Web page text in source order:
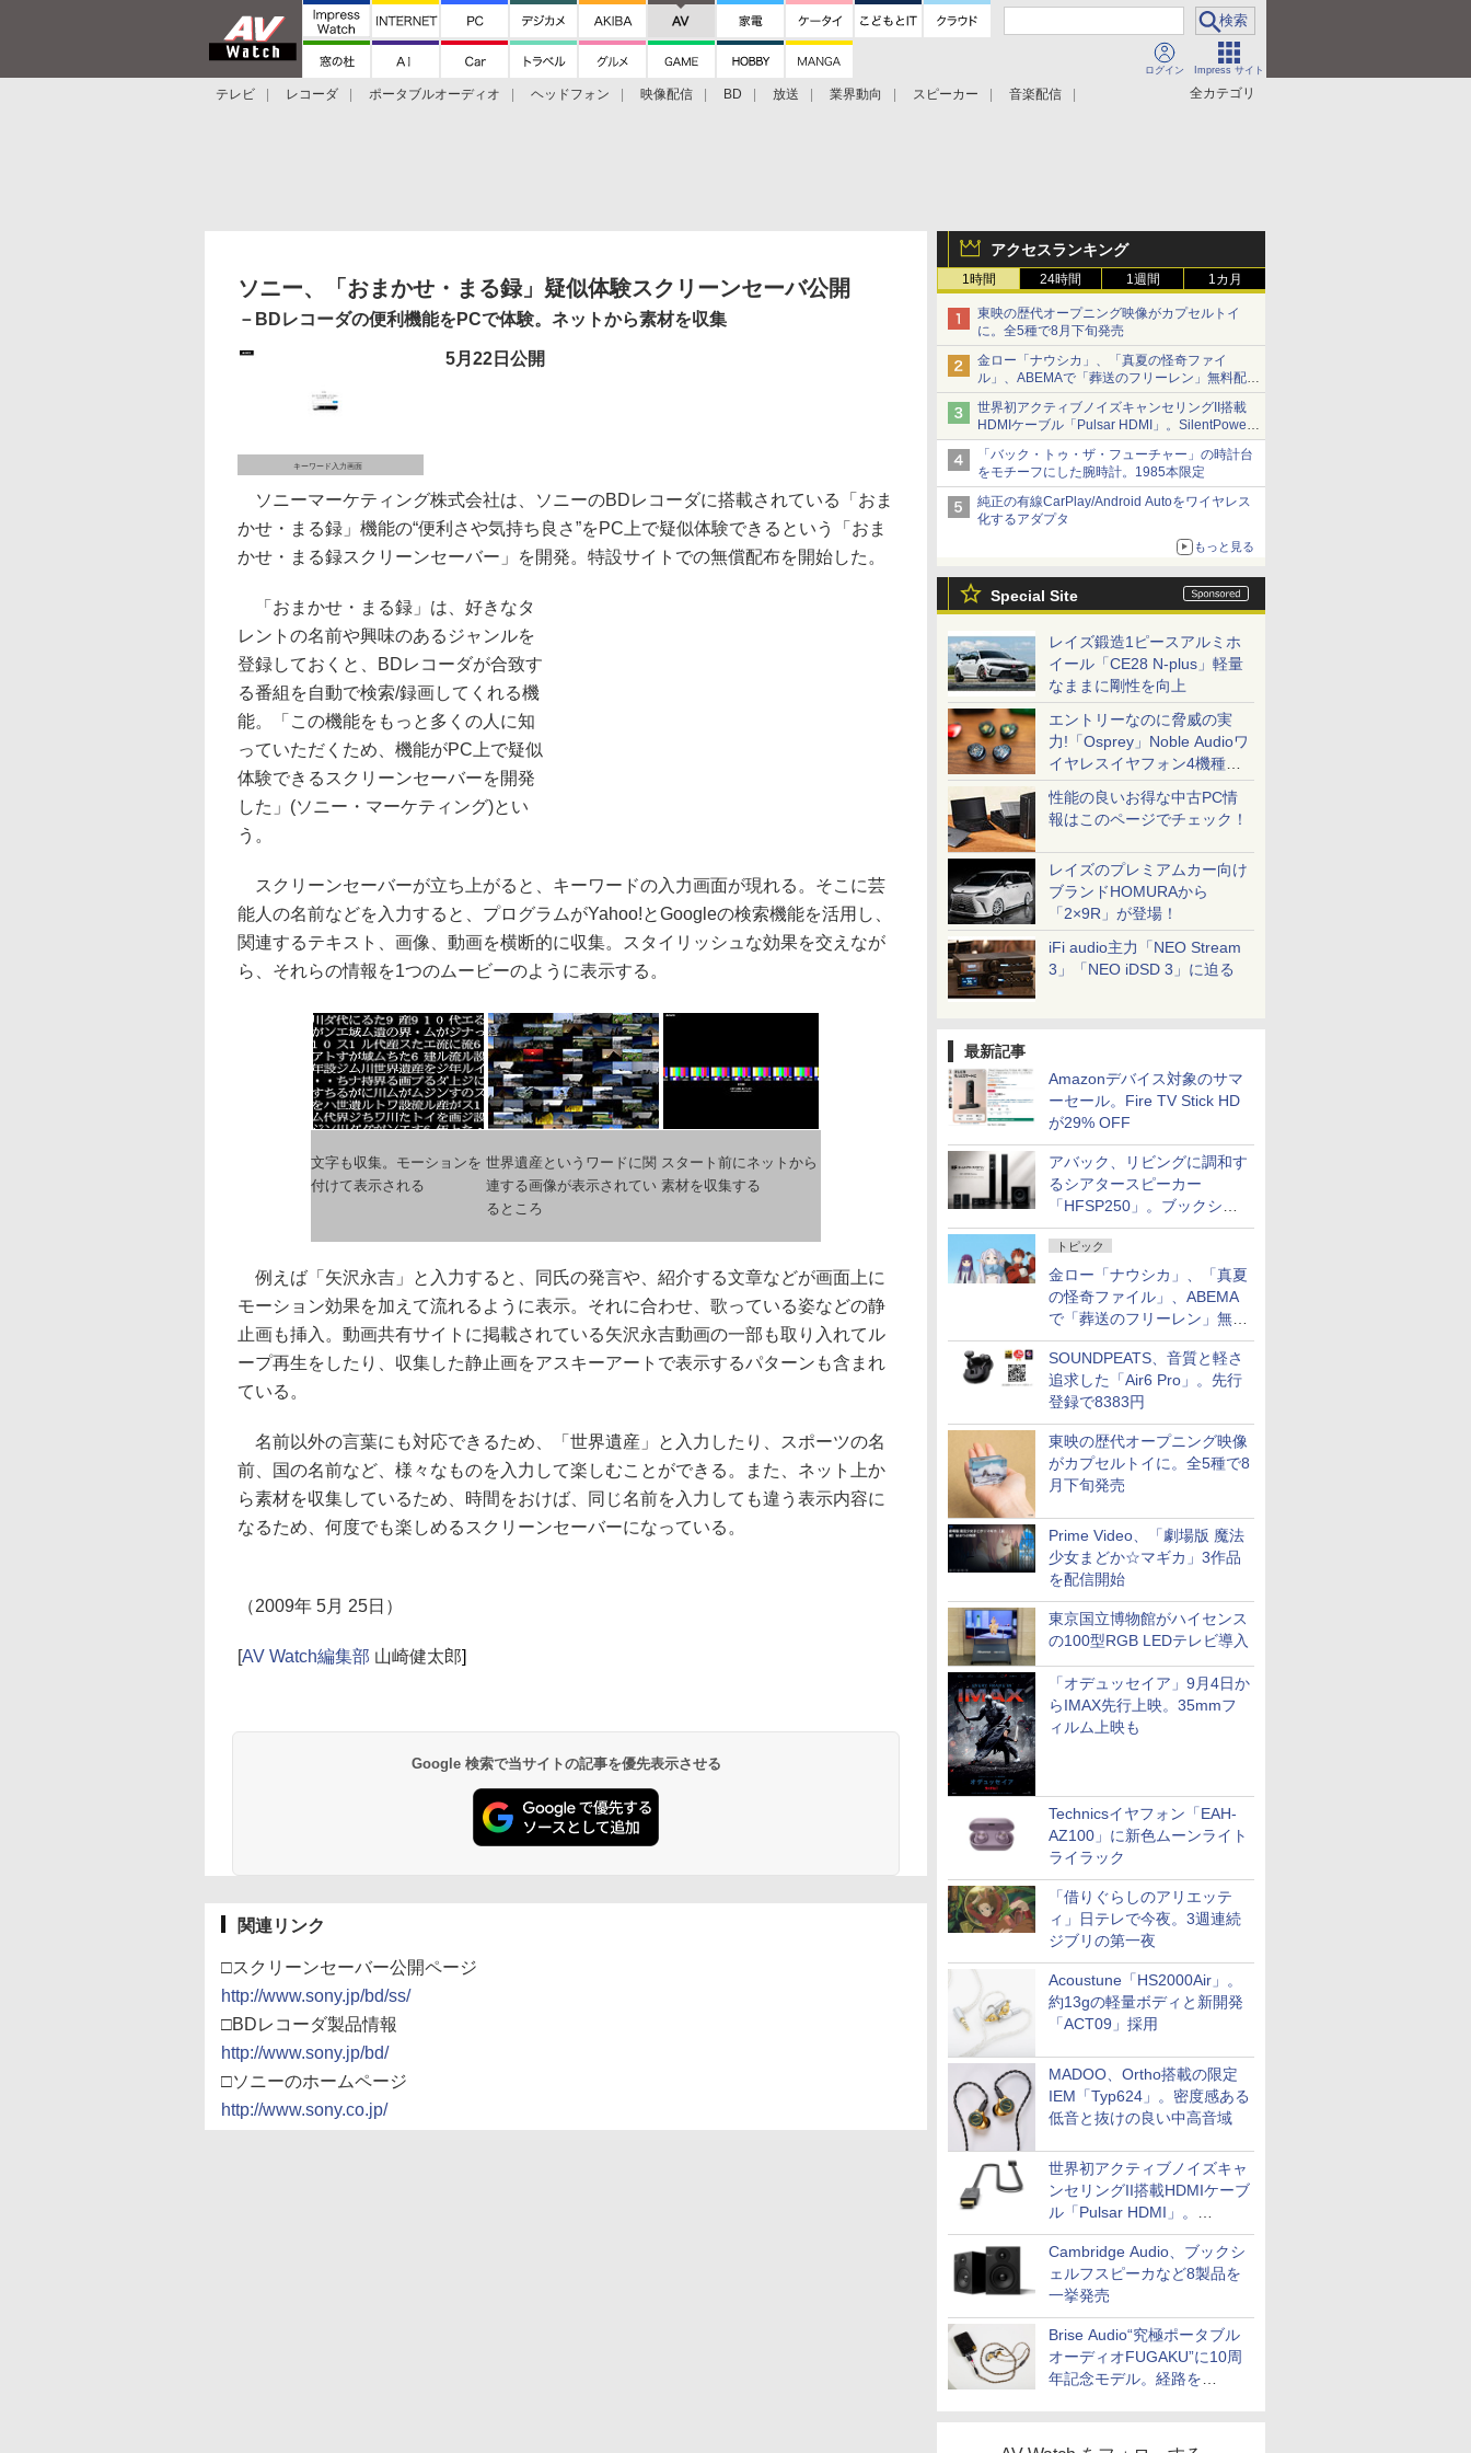
ログイン Impress サイト
全カテゴリ
テレビ レコーダ ポータブルオーディオ ヘッドフォン 映像配信 BD 放送 業界動向 スピーカー
音楽配信
アクセスランキング
1時間 24時間 1週間 1カ月
東映の歴代オープニング映像がカプセルトイ
に。全5種で8月下旬発売
金ロー「ナウシカ」、「真夏の怪奇ファイ
ル」、ABEMAで「葬送のフリーレン」無料配信
など。夏の特番・配信情報
世界初アクティブノイズキャンセリングII搭載
HDMIケーブル「Pulsar HDMI」。SilentPower
から
「バック・トゥ・ザ・フューチャー」の時計台
をモチーフにした腕時計。1985本限定
純正の有線CarPlay/Android Autoをワイヤレス
化するアダプタ
もっと見る
Special Site
レイズ鍛造1ピースアルミホ
イール「CE28 N-plus」軽量
なままに剛性を向上
エントリーなのに脅威の実
力!「Osprey」Noble Audioワ
イヤレスイヤフォン4機種を
一気に聴く
性能の良いお得な中古PC情
報はこのページでチェック！
レイズのプレミアムカー向け
ブランドHOMURAから
「2×9R」が登場！
iFi audio主力「NEO Stream
3」「NEO iDSD 3」に迫る
最新記事
Amazonデバイス対象のサマ
ーセール。Fire TV Stick HD
が29% OFF
アバック、リビングに調和す
るシアタースピーカー
「HFSP250」。ブックシェ
ルフはペア3万円以下
トピック
金ロー「ナウシカ」、「真夏
の怪奇ファイル」、ABEMA
で「葬送のフリーレン」無料
配信など。夏の特番・配信情
報
SOUNDPEATS、音質と軽さ
追求した「Air6 Pro」。先行
登録で8383円
東映の歴代オープニング映像
がカプセルトイに。全5種で8
月下旬発売
Prime Video、「劇場版 魔法
少女まどか☆マギカ」3作品
を配信開始
東京国立博物館がハイセンス
の100型RGB LEDテレビ導入
「オデュッセイア」9月4日か
らIMAX先行上映。35mmフ
ィルム上映も
Technicsイヤフォン「EAH-
AZ100」に新色ムーンライト
ライラック
「借りぐらしのアリエッテ
ィ」日テレで今夜。3週連続
ジブリの第一夜
Acoustune「HS2000Air」。
約13gの軽量ボディと新開発
「ACT09」採用
MADOO、Ortho搭載の限定
IEM「Typ624」。密度感ある
低音と抜けの良い中高音域
世界初アクティブノイズキャ
ンセリングII搭載HDMIケーブ
ル「Pulsar HDMI」。
SilentPowerから
Cambridge Audio、ブックシ
ェルフスピーカなど8製品を
一挙発売
Brise Audio“究極ポータブル
オーディオFUGAKU”に10周
年記念モデル。経路を
ソニー、「おまかせ・まる録」疑似体験スクリーンセーバ公開
－BDレコーダの便利機能をPCで体験。ネットから素材を収集
キーワード入力画面
5月22日公開
ソニーマーケティング株式会社は、ソニーのBDレコーダに搭載されている「おま
かせ・まる録」機能の“便利さや気持ち良さ”をPC上で疑似体験できるという「おま
かせ・まる録スクリーンセーバー」を開発。特設サイトでの無償配布を開始した。
「おまかせ・まる録」は、好きなタ
レントの名前や興味のあるジャンルを
登録しておくと、BDレコーダが合致す
る番組を自動で検索/録画してくれる機
能。「この機能をもっと多くの人に知
っていただくため、機能がPC上で疑似
体験できるスクリーンセーバーを開発
した」(ソニー・マーケティング)とい
う。
スクリーンセーバーが立ち上がると、キーワードの入力画面が現れる。そこに芸
能人の名前などを入力すると、プログラムがYahoo!とGoogleの検索機能を活用し、
関連するテキスト、画像、動画を横断的に収集。スタイリッシュな効果を交えなが
ら、それらの情報を1つのムービーのように表示する。
文字も収集。モーションを
付けて表示される
世界遺産というワードに関
連する画像が表示されてい
るところ
スタート前にネットから
素材を収集する
例えば「矢沢永吉」と入力すると、同氏の発言や、紹介する文章などが画面上に
モーション効果を加えて流れるように表示。それに合わせ、歌っている姿などの静
止画も挿入。動画共有サイトに掲載されている矢沢永吉動画の一部も取り入れてル
ープ再生をしたり、収集した静止画をアスキーアートで表示するパターンも含まれ
ている。
名前以外の言葉にも対応できるため、「世界遺産」と入力したり、スポーツの名
前、国の名前など、様々なものを入力して楽しむことができる。また、ネット上か
ら素材を収集しているため、時間をおけば、同じ名前を入力しても違う表示内容に
なるため、何度でも楽しめるスクリーンセーバーになっている。
（2009年 5月 25日）
[AV Watch編集部 山崎健太郎]
Google 検索で当サイトの記事を優先表示させる
関連リンク
□スクリーンセーバー公開ページ
http://www.sony.jp/bd/ss/
□BDレコーダ製品情報
http://www.sony.jp/bd/
□ソニーのホームページ
http://www.sony.co.jp/